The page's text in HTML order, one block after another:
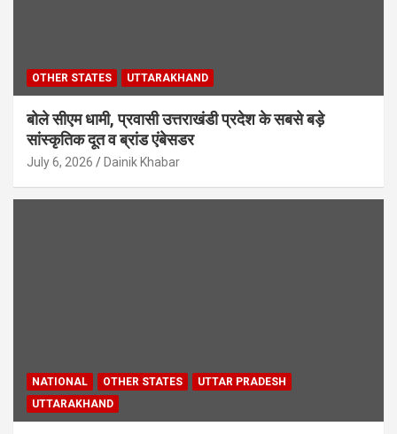
OTHER STATES UTTARAKHAND
बोले सीएम धामी, प्रवासी उत्तराखंडी प्रदेश के सबसे बड़े
सांस्कृतिक दूत व ब्रांड एंबेसडर
July 6, 2026 Dainik Khabar
NATIONAL OTHER STATES
UTTAR PRADESH
UTTARAKHAND